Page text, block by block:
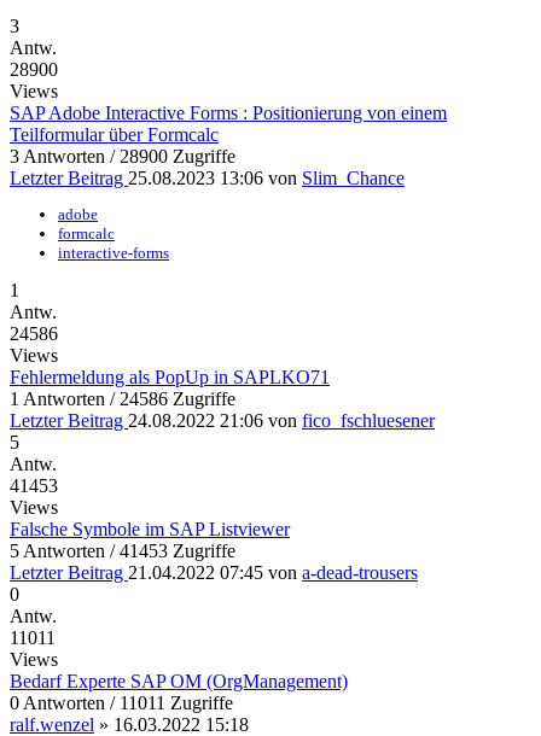
3
Antw.
28900
Views
SAP Adobe Interactive Forms : Positionierung von einem
Teilformular über Formcalc
3 Antworten / 28900 Zugriffe
Letzter Beitrag 25.08.2023 13:06 von Slim_Chance
adobe
formcalc
interactive-forms
1
Antw.
24586
Views
Fehlermeldung als PopUp in SAPLKO71
1 Antworten / 24586 Zugriffe
Letzter Beitrag 24.08.2022 21:06 von fico_fschluesener
5
Antw.
41453
Views
Falsche Symbole im SAP Listviewer
5 Antworten / 41453 Zugriffe
Letzter Beitrag 21.04.2022 07:45 von a-dead-trousers
0
Antw.
11011
Views
Bedarf Experte SAP OM (OrgManagement)
0 Antworten / 11011 Zugriffe
ralf.wenzel » 16.03.2022 15:18